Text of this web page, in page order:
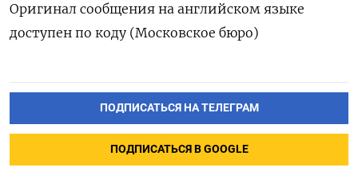
Оригинал сообщения на английском языке
доступен по коду (Московское бюро)
ПОДПИСАТЬСЯ НА ТЕЛЕГРАМ
ПОДПИСАТЬСЯ В GOOGLE